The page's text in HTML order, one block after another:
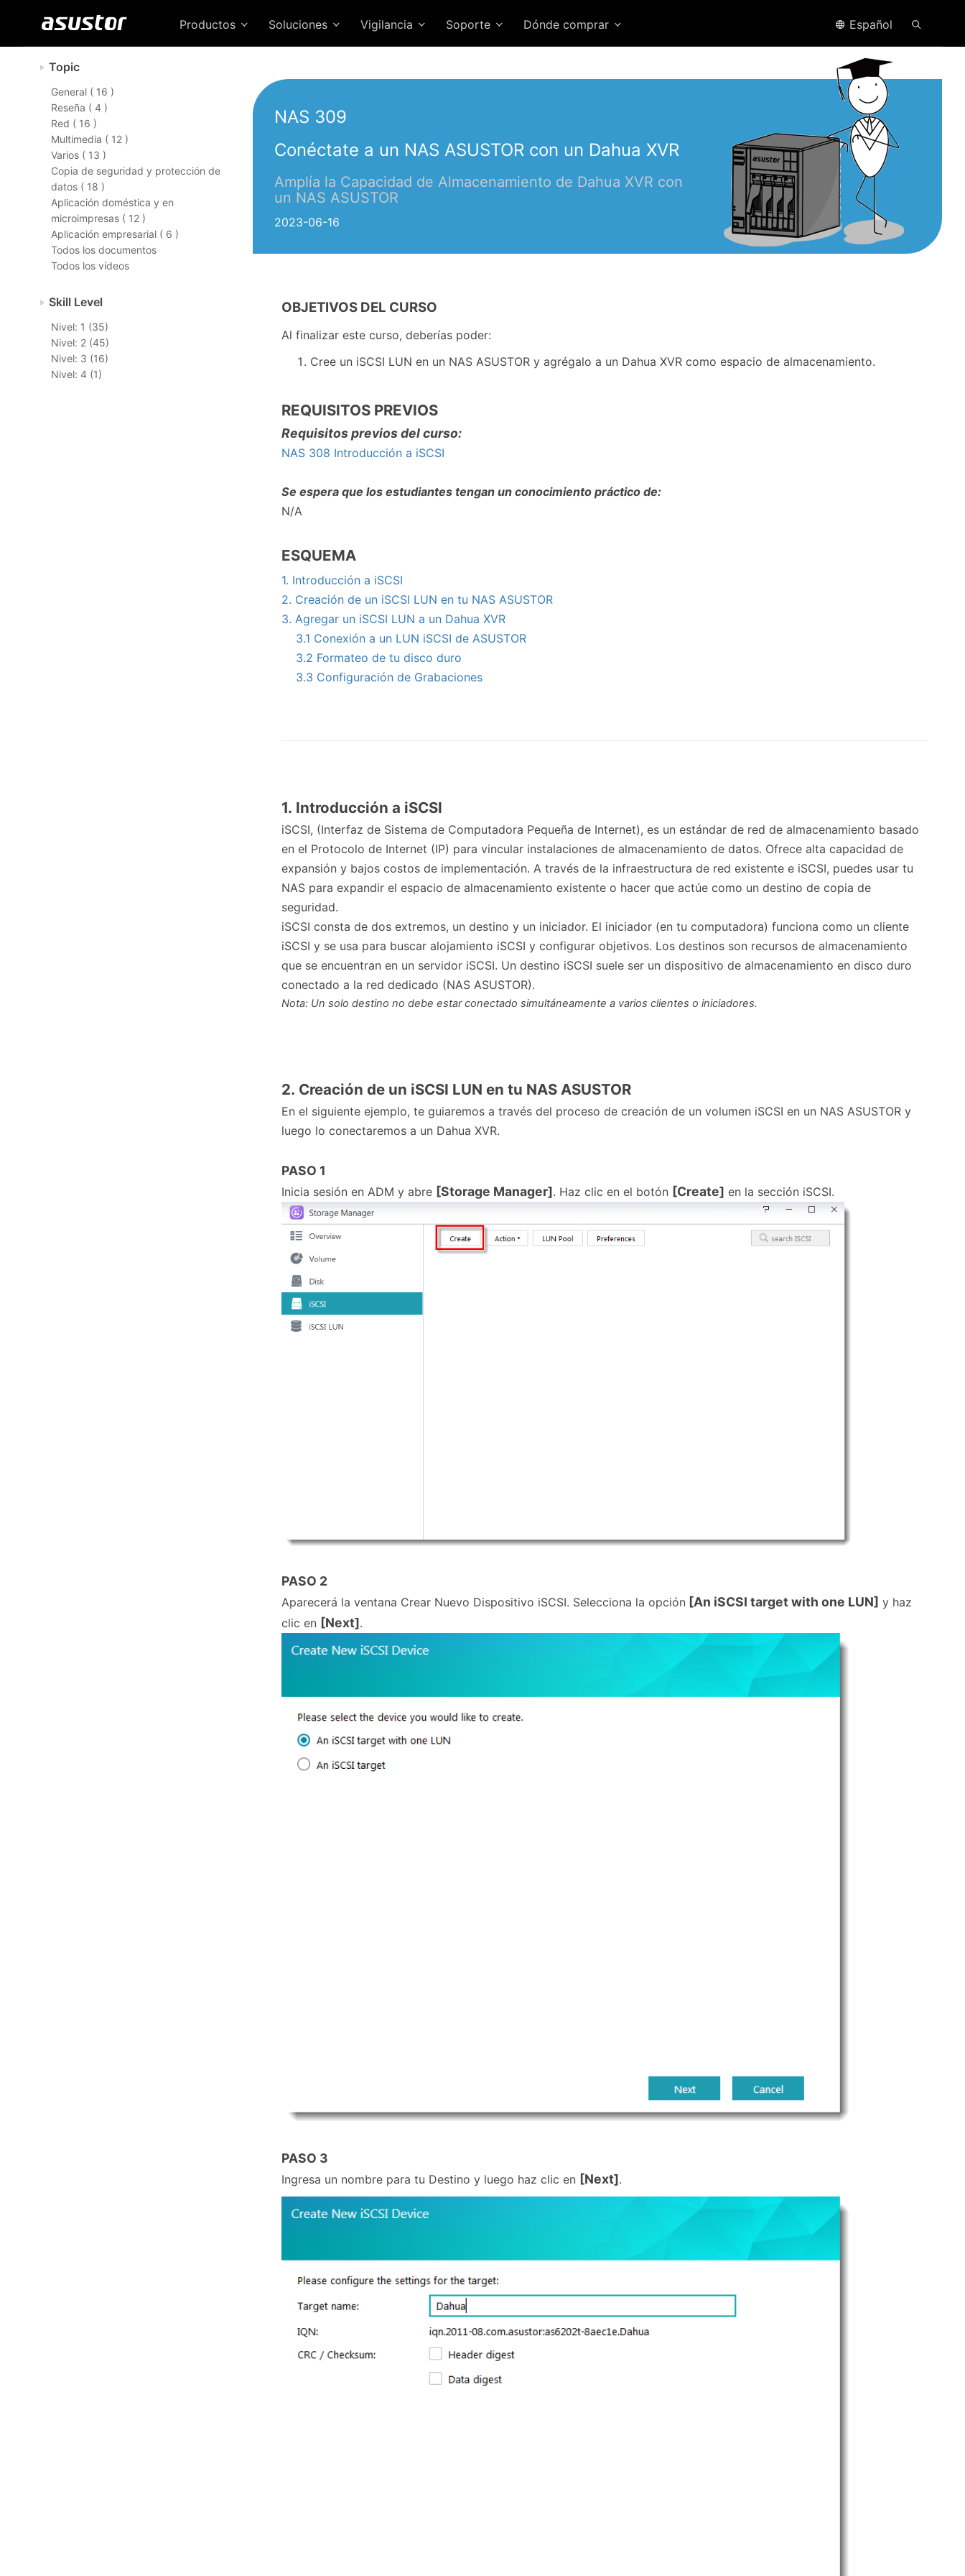
Productos Soluciones Vigilancia Soporte Dónde comprar Español
Topic
General ( 16 )
Reseña ( 4 )
Red ( 16 )
Multimedia ( 12 )
Varios ( 13 )
Copia de seguridad y protección de
datos ( 18 )
Aplicación doméstica y en
microimpresas ( 12 )
Aplicación empresarial ( 6 )
Todos los documentos
Todos los vídeos
Skill Level
Nivel: 1 (35)
Nivel: 2 (45)
Nivel: 3 (16)
Nivel: 4 (1)
NAS 309
Conéctate a un NAS ASUSTOR con un Dahua XVR
Amplía la Capacidad de Almacenamiento de Dahua XVR con
un NAS ASUSTOR
2023-06-16
OBJETIVOS DEL CURSO
Al finalizar este curso, deberías poder:
Cree un iSCSI LUN en un NAS ASUSTOR y agrégalo a un Dahua XVR como espacio de almacenamiento.
REQUISITOS PREVIOS
Requisitos previos del curso:
NAS 308 Introducción a iSCSI
Se espera que los estudiantes tengan un conocimiento práctico de:
N/A
ESQUEMA
1. Introducción a iSCSI
2. Creación de un iSCSI LUN en tu NAS ASUSTOR
3. Agregar un iSCSI LUN a un Dahua XVR
3.1 Conexión a un LUN iSCSI de ASUSTOR
3.2 Formateo de tu disco duro
3.3 Configuración de Grabaciones
1. Introducción a iSCSI
iSCSI, (Interfaz de Sistema de Computadora Pequeña de Internet), es un estándar de red de almacenamiento basado
en el Protocolo de Internet (IP) para vincular instalaciones de almacenamiento de datos. Ofrece alta capacidad de
expansión y bajos costos de implementación. A través de la infraestructura de red existente e iSCSI, puedes usar tu
NAS para expandir el espacio de almacenamiento existente o hacer que actúe como un destino de copia de
seguridad.
iSCSI consta de dos extremos, un destino y un iniciador. El iniciador (en tu computadora) funciona como un cliente
iSCSI y se usa para buscar alojamiento iSCSI y configurar objetivos. Los destinos son recursos de almacenamiento
que se encuentran en un servidor iSCSI. Un destino iSCSI suele ser un dispositivo de almacenamiento en disco duro
conectado a la red dedicado (NAS ASUSTOR).
Nota: Un solo destino no debe estar conectado simultáneamente a varios clientes o iniciadores.
2. Creación de un iSCSI LUN en tu NAS ASUSTOR
En el siguiente ejemplo, te guiaremos a través del proceso de creación de un volumen iSCSI en un NAS ASUSTOR y
luego lo conectaremos a un Dahua XVR.
PASO 1
Inicia sesión en ADM y abre [Storage Manager]. Haz clic en el botón [Create] en la sección iSCSI.
PASO 2
Aparecerá la ventana Crear Nuevo Dispositivo iSCSI. Selecciona la opción [An iSCSI target with one LUN] y haz
clic en [Next].
PASO 3
Ingresa un nombre para tu Destino y luego haz clic en [Next].